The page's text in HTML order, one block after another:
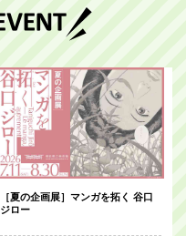
［夏の企画展］マンガを拓く 谷口
ジロー